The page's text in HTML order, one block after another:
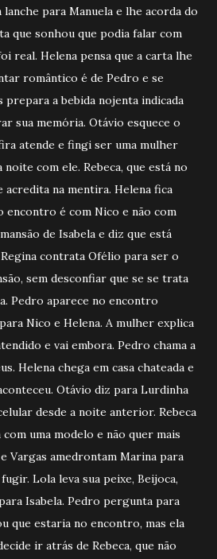
lanche para Manuela e lhe acorda do
que sonhou que podia falar com
real. Helena pensa que a carta lhe
romântico é de Pedro e se
a bebida nojenta indicada
sua memória. Otávio esquece o
atende e fingi ser uma mulher
noite com ele. Rebeca, que está no
acredita na mentira. Helena fica
encontro é com Nico e não com
de Isabela e diz que está
contrata Ofélio para ser o
sem desconfiar que se se trata
Pedro aparece no encontro
Nico e Helena. A mulher explica
e vai embora. Pedro chama a
Helena chega em casa chateada e
Otávio diz para Lurdinha
desde a noite anterior. Rebeca
uma modelo e não quer mais
Vargas amedrontam Marina para
Lola leva sua peixe, Beijoca,
Isabela. Pedro pergunta para
que estaria no encontro, mas ela
ir atrás de Rebeca, que não